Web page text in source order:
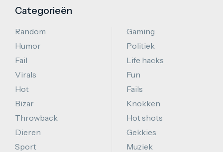
Categorieën
Random
Humor
Fail
Virals
Hot
Bizar
Throwback
Dieren
Sport
Gaming
Politiek
Life hacks
Fun
Fails
Knokken
Hot shots
Gekkies
Muziek